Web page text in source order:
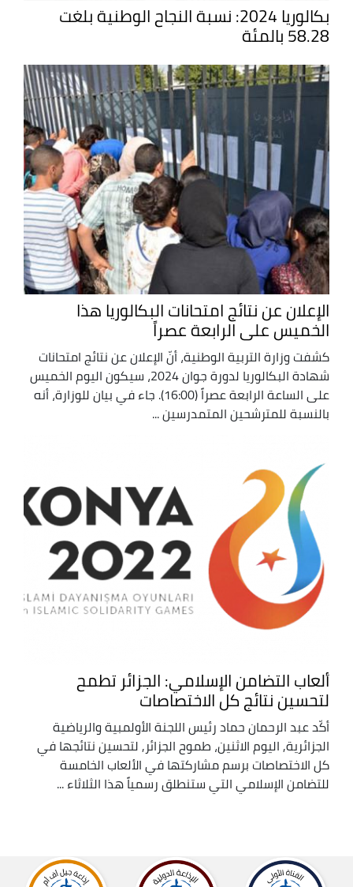
بكالوريا 2024: نسبة النجاح الوطنية بلغت
58.28 بالمئة
الإعلان عن نتائج امتحانات البكالوريا هذا
الخميس على الرابعة عصراً
كشفت وزارة التربية الوطنية، أنّ الإعلان عن نتائج امتحانات
شهادة البكالوريا لدورة جوان 2024، سيكون اليوم الخميس
على الساعة الرابعة عصراً (16:00). جاء في بيان للوزارة، أنه
بالنسبة للمترشحين المتمدرسين ...
ألعاب التضامن الإسلامي: الجزائر تطمح
لتحسين نتائج كل الاختصاصات
أكّد عبد الرحمان حماد رئيس اللجنة الأولمبية والرياضية
الجزائرية, اليوم الاثنين، طموح الجزائر, لتحسين نتائجها في
كل الاختصاصات برسم مشاركتها في الألعاب الخامسة
للتضامن الإسلامي التي ستنطلق رسمياً هذا الثلاثاء ...